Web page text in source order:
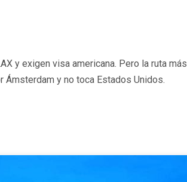
y exigen visa americana. Pero la ruta más
y no toca Estados Unidos.